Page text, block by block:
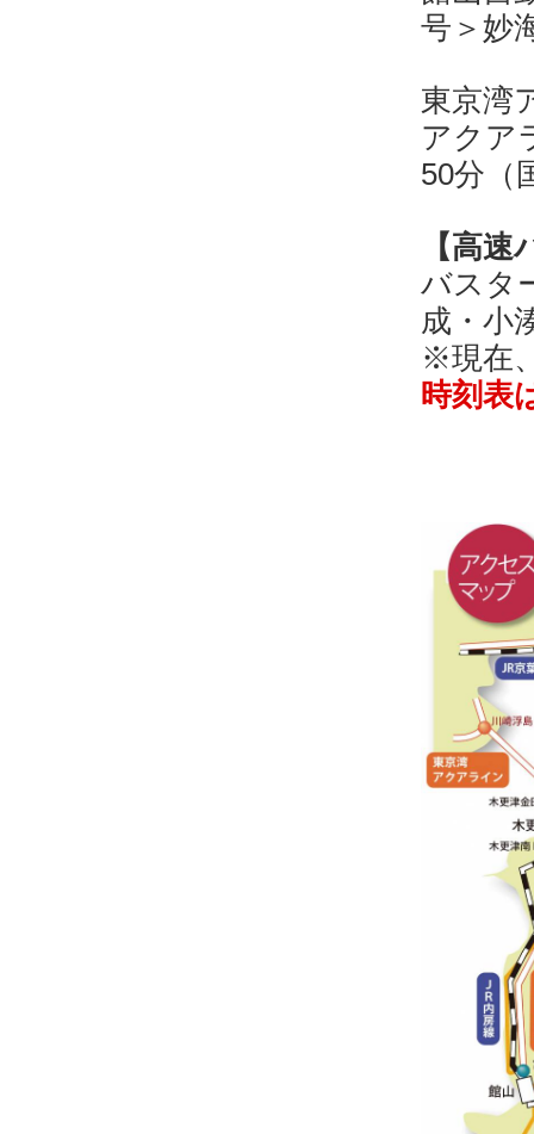
号＞妙
東京湾
アクア
50分（
【高
バスタ
成・小
※現在
時刻表